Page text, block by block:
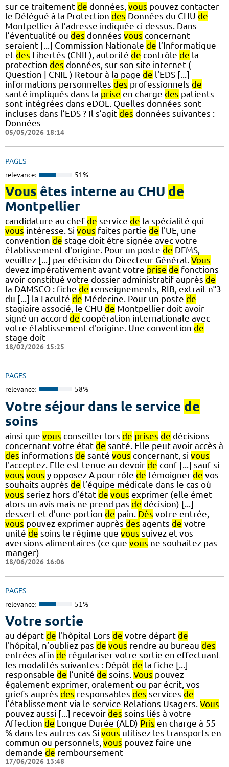
sur ce traitement de données, vous pouvez contacter
le Délégué à la Protection des Données du CHU de
Montpellier à l’adresse indiquée ci-dessus. Dans
l’éventualité ou des données vous concernant
seraient [...] Commission Nationale de l’Informatique
et des Libertés (CNIL), autorité de contrôle de la
protection des données, sur son site internet (
Question | CNIL ) Retour à la page de l'EDS [...]
informations personnelles des professionnels de
santé impliqués dans la prise en charge des patients
sont intégrées dans eDOL. Quelles données sont
incluses dans l’EDS ? Il s’agit des données suivantes :
Données
05/05/2026 18:14
PAGES
relevance: 51%
Vous êtes interne au CHU de
Montpellier
candidature au chef de service de la spécialité qui
vous intéresse. Si vous faites partie de l'UE, une
convention de stage doit être signée avec votre
établissement d'origine. Pour un poste de DFMS,
veuillez [...] par décision du Directeur Général. Vous
devez impérativement avant votre prise de fonctions
avoir constitué votre dossier administratif auprès de
la DAMSCO : fiche de renseignements, RIB, extrait n°3
du [...] la Faculté de Médecine. Pour un poste de
stagiaire associé, le CHU de Montpellier doit avoir
signé un accord de coopération internationale avec
votre établissement d'origine. Une convention de
stage doit
18/02/2026 15:25
PAGES
relevance: 58%
Votre séjour dans le service de
soins
ainsi que vous conseiller lors de prises de décisions
concernant votre état de santé. Elle peut avoir accès à
des informations de santé vous concernant, si vous
l'acceptez. Elle est tenue au devoir de conf [...] sauf si
vous vous y opposez A pour rôle de témoigner de vos
souhaits auprès de l’équipe médicale dans le cas où
vous seriez hors d’état de vous exprimer (elle émet
alors un avis mais ne prend pas de décision) [...]
dessert et d’une portion de pain. Dès votre entrée,
vous pouvez exprimer auprès des agents de votre
unité de soins le régime que vous suivez et vos
aversions alimentaires (ce que vous ne souhaitez pas
manger)
18/06/2026 16:06
PAGES
relevance: 51%
Votre sortie
au départ de l'hôpital Lors de votre départ de
l'hôpital, n’oubliez pas de vous rendre au bureau des
entrées afin de régulariser votre sortie en effectuant
les modalités suivantes : Dépôt de la fiche [...]
responsable de l’unité de soins. Vous pouvez
également exprimer, oralement ou par écrit, vos
griefs auprès des responsables des services de
l’établissement via le service Relations Usagers. Vous
pouvez aussi [...] recevoir des soins liés à votre
Affection de Longue Durée (ALD) Pris en charge à 55
% dans les autres cas Si vous utilisez les transports en
commun ou personnels, vous pouvez faire une
demande de remboursement
17/06/2026 13:48